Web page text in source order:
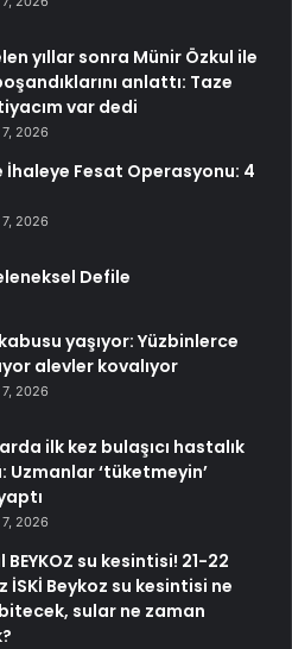
yıllar sonra Münir Özkul ile
anlattı: Taze
var dedi
2026
İhaleye Fesat Operasyonu: 4
2026
Defile
yaşıyor: Yüzbinlerce
alevler kovalıyor
2026
ilk kez bulaşıcı hastalık
Uzmanlar ‘tüketmeyin’
2026
su kesintisi! 21-22
İSKİ Beykoz su kesintisi ne
sular ne zaman